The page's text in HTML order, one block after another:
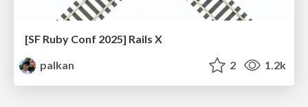
[SF Ruby Conf 2025] Rails X
palkan
2 1.2k